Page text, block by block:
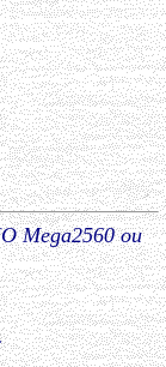
Mega2560 ou